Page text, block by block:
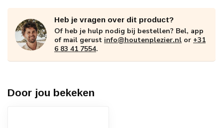
Heb je vragen over dit product?
Of heb je hulp nodig bij bestellen? Bel, app
of mail gerust info@houtenplezier.nl or +31
6 83 41 7554.
Door jou bekeken